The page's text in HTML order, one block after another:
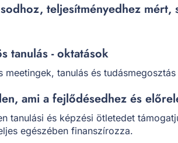
teljesítményedhez mért,
tanulás - oktatások
meetingek, tanulás és
ami a fejlődésedhez és
tanulási és képzési ötletedet
egészében finanszírozza.